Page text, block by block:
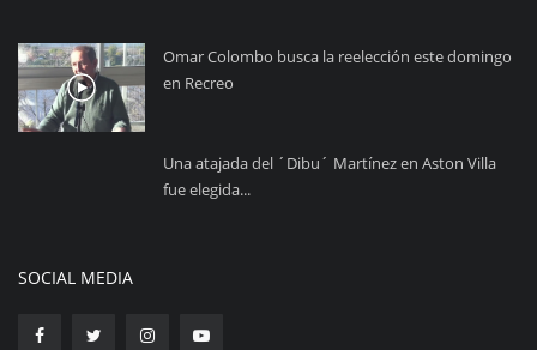
Omar Colombo busca la reelección este domingo
en Recreo
Una atajada del ´Dibu´ Martínez en Aston Villa
fue elegida...
SOCIAL MEDIA